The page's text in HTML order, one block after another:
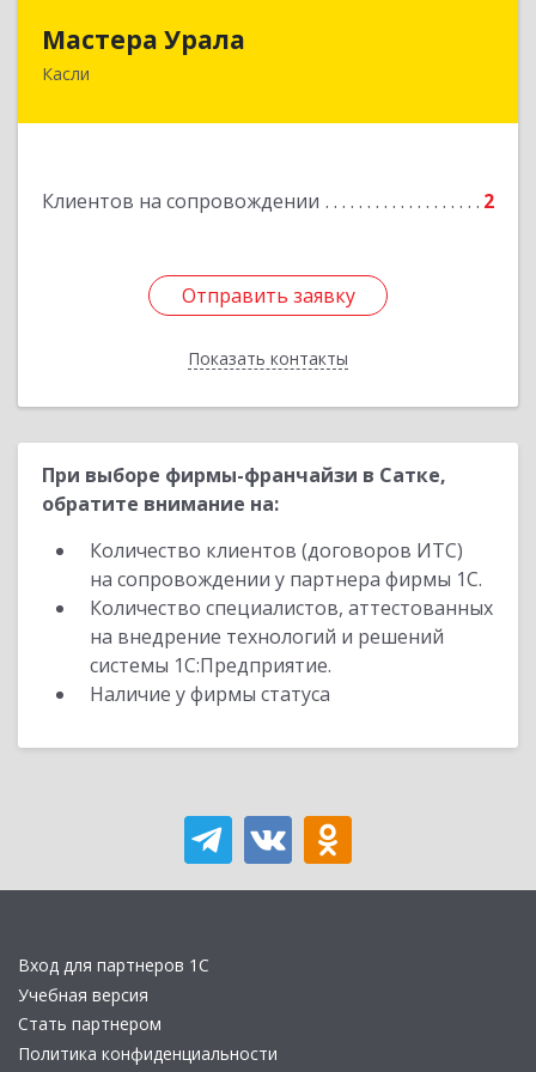
Мастера Урала
Касли
Клиентов на сопровождении 2
Отправить заявку
Показать контакты
456830, Челябинская обл., г. Касли, ул. Карла
Отправить заявку
Назад
При выборе фирмы-франчайзи в Сатке,
обратите внимание на:
Количество клиентов (договоров ИТС)
на сопровождении у партнера фирмы 1С.
Количество специалистов, аттестованных
на внедрение технологий и решений
системы 1С:Предприятие.
Наличие у фирмы статуса
Вход для партнеров 1С
Учебная версия
Стать партнером
Политика конфиденциальности